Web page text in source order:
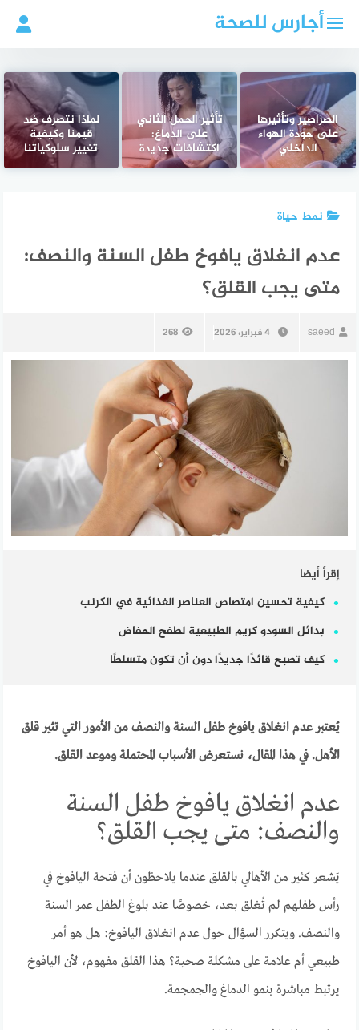
أجارس للصحة
الصراصير وتأثيرها
على جودة الهواء
الداخلي
تأثير الحمل الثاني
على الدماغ:
اكتشافات جديدة
لماذا نتصرف ضد
قيمنا وكيفية
تغيير سلوكياتنا
نمط حياة
عدم انغلاق يافوخ طفل السنة والنصف:
متى يجب القلق؟
saeed 4 فبراير، 2026 268
إقرأ أيضا
كيفية تحسين امتصاص العناصر الغذائية في الكرنب
بدائل السودو كريم الطبيعية لطفح الحفاض
كيف تصبح قائدًا جديدًا دون أن تكون متسلطًا
يُعتبر عدم انغلاق يافوخ طفل السنة والنصف من الأمور التي تثير قلق
الأهل. في هذا المقال، نستعرض الأسباب المحتملة وموعد القلق.
عدم انغلاق يافوخ طفل السنة
والنصف: متى يجب القلق؟
يَشعر كثير من الأهالي بالقلق عندما يلاحظون أن فتحة اليافوخ في
رأس طفلهم لم تُغلق بعد، خصوصًا عند بلوغ الطفل عمر السنة
والنصف. ويتكرر السؤال حول عدم انغلاق اليافوخ: هل هو أمر
طبيعي أم علامة على مشكلة صحية؟ هذا القلق مفهوم، لأن اليافوخ
يرتبط مباشرة بنمو الدماغ والجمجمة.